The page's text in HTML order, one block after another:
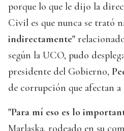
porque lo que le dijo la
Civil es que nunca se trató
indirectamente"
según la UCO, pudo
presidente del Gobierno,
de corrupción que afectan a
"Para mí eso es lo